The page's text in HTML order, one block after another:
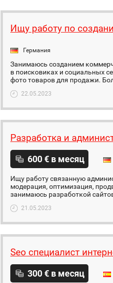
Ищу работу по
Германия
Занимаюсь созданием
в поисковиках и социальных
фото товаров для продажи.
22.05.2023
Разработка и
600 € в месяц
Ищу работу связанную
модерация, оптимизация,
занимаюсь разработкой
21.05.2023
Seo специалист
300 € в месяц